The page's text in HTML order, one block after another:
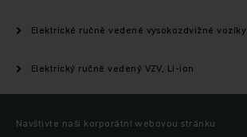
Elektrické ručně vedené vysokozdvižné vozíky
Elektrický ručně vedený VZV, Li-ion
Navštivte naši korporátní webovou stránku